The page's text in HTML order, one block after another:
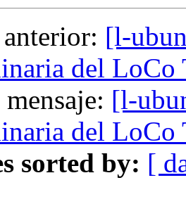
[l-
del LoCo
[l-
del LoCo
sorted by: [